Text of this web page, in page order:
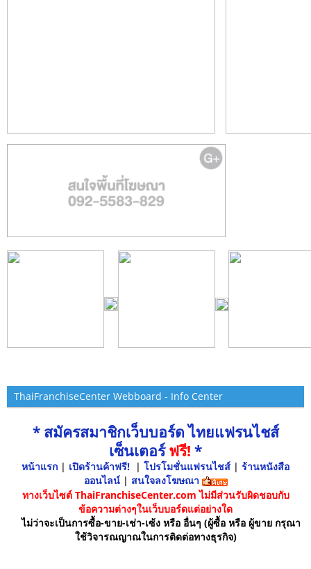
ThaiFranchiseCenter Webboard - Info Center
* สมัครสมาชิกเว็บบอร์ด ไทยแฟรนไชส์
เซ็นเตอร์ฟรี! *
หน้าแรก | เปิดร้านค้าฟรี! | โปรโมชั่นแฟรนไชส์ | ร้านหนังสือ
ออนไลน์ | สนใจลงโฆษณา
ทางเว็บไซต์ ThaiFranchiseCenter.com ไม่มีส่วนรับผิดชอบกับ
ข้อความต่างๆในเว็บบอร์ดแต่อย่างใด
ไม่ว่าจะเป็นการซื้อ-ขาย-เช่า-เซ้ง หรือ อื่นๆ (ผู้ซื้อ หรือ ผู้ขาย กรุณา
ใช้วิจารณญาณในการติดต่อทางธุรกิจ)